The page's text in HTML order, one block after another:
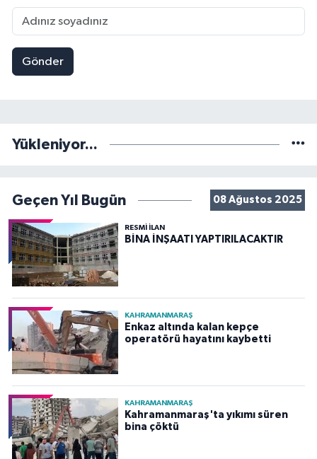
Gönder
Yükleniyor...
Geçen Yıl Bugün 08 Ağustos 2025
RESMİ İLAN
BİNA İNŞAATI YAPTIRILACAKTIR
KAHRAMANMARAŞ
Enkaz altında kalan kepçe
operatörü hayatını kaybetti
KAHRAMANMARAŞ
Kahramanmaraş'ta yıkımı süren
bina çöktü